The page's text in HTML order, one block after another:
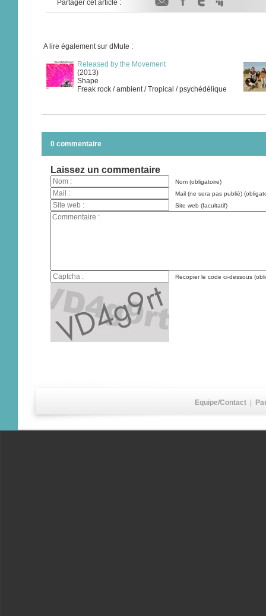
Partager cet article :
A lire également sur dMute :
Released by the Movement
(2013)
Shape
Freak rock / ambient / Tropical / psychédélique
0 commentaire
Laissez un commentaire
Nom (obligatoire)
Mail (ne sera pas publié)
Site web (facultatif)
Recopier le code ci-dessous
Equipe/Contact